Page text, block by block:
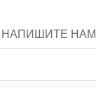
НАПИШИТЕ НАМ